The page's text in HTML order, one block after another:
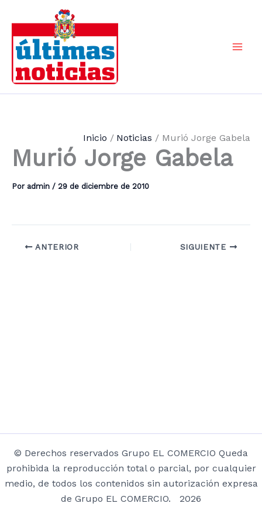
contenido
Inicio Noticias Murió Jorge Gabela
Murió Jorge Gabela
Por admin / 29 de diciembre de 2010
ANTERIOR SIGUIENTE
© Derechos reservados Grupo EL COMERCIO Queda
prohibida la reproducción total o parcial, por cualquier
medio, de todos los contenidos sin autorización expresa
de Grupo EL COMERCIO. 2026